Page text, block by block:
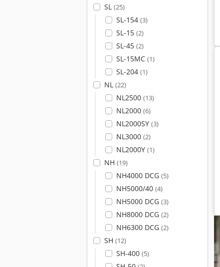
SL (25)
SL-154 (3)
SL-15 (2)
SL-45 (2)
SL-15MC (1)
SL-204 (1)
NL (22)
NL2500 (13)
NL2000 (6)
NL2000SY (3)
NL3000 (2)
NL2000Y (1)
NH (19)
NH4000 DCG (5)
NH5000/40 (4)
NH5000 DCG (3)
NH8000 DCG (2)
NH6300 DCG (2)
SH (12)
SH-400 (5)